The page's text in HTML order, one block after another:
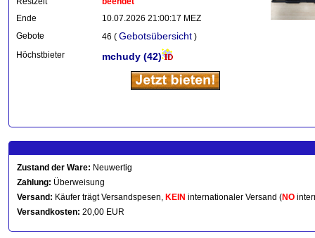
Ende
10.07.2026 21:00:17 MEZ
Gebote
46 ( Gebotsübersicht )
Höchstbieter
mchudy (42)
Zustand der Ware: Neuwertig
Zahlung: Überweisung
Versand: Käufer trägt Versandspesen, KEIN internationaler Versand (NO
Versandkosten: 20,00 EUR